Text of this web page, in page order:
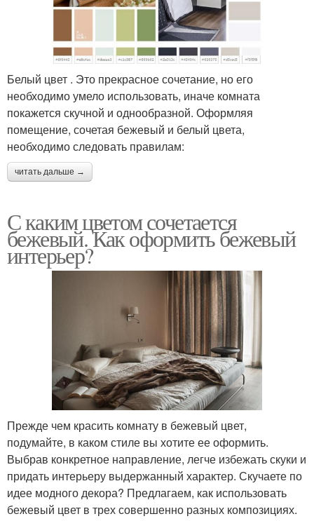
Белый цвет . Это прекрасное сочетание, но его
необходимо умело использовать, иначе комната
покажется скучной и однообразной. Оформляя
помещение, сочетая бежевый и белый цвета,
необходимо следовать правилам:
читать дальше →
С каким цветом сочетается
бежевый. Как оформить бежевый
интерьер?
Прежде чем красить комнату в бежевый цвет,
подумайте, в каком стиле вы хотите ее оформить.
Выбрав конкретное направление, легче избежать скуки и
придать интерьеру выдержанный характер. Скучаете по
идее модного декора? Предлагаем, как использовать
бежевый цвет в трех совершенно разных композициях.